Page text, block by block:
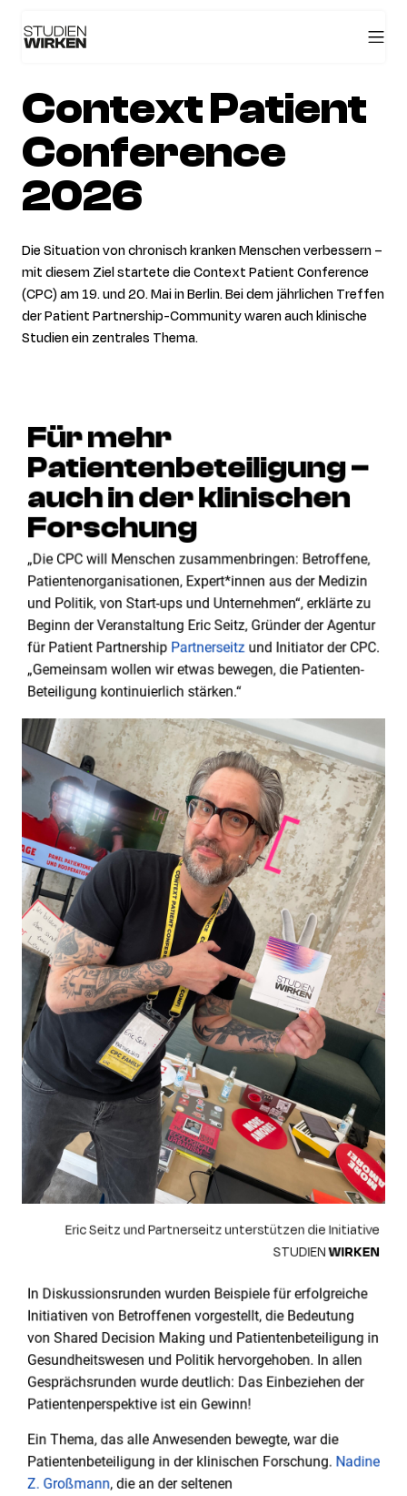
Context Patient
Conference
2026
Die Situation von chronisch kranken Menschen verbessern –
mit diesem Ziel startete die Context Patient Conference
(CPC) am 19. und 20. Mai in Berlin. Bei dem jährlichen Treffen
der Patient Partnership-Community waren auch klinische
Studien ein zentrales Thema.
Für mehr
Patientenbeteiligung –
auch in der klinischen
Forschung
„Die CPC will Menschen zusammenbringen: Betroffene,
Patientenorganisationen, Expert*innen aus der Medizin
und Politik, von Start-ups und Unternehmen“, erklärte zu
Beginn der Veranstaltung Eric Seitz, Gründer der Agentur
für Patient Partnership Partnerseitzund Initiator der CPC.
„Gemeinsam wollen wir etwas bewegen, die Patienten-
Beteiligung kontinuierlich stärken.“
Eric Seitz und Partnerseitz unterstützen die Initiative
STUDIENWIRKEN
In Diskussionsrunden wurden Beispiele für erfolgreiche
Initiativen von Betroffenen vorgestellt, die Bedeutung
von Shared Decision Making und Patientenbeteiligung in
Gesundheitswesen und Politik hervorgehoben. In allen
Gesprächsrunden wurde deutlich: Das Einbeziehen der
Patientenperspektive ist ein Gewinn!
Ein Thema, das alle Anwesenden bewegte, war die
Patientenbeteiligung in der klinischen Forschung. Nadine
Z. Großmann, die an der seltenen